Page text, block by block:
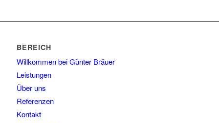
BEREICH
Willkommen bei Günter Bräuer
Leistungen
Über uns
Referenzen
Kontakt